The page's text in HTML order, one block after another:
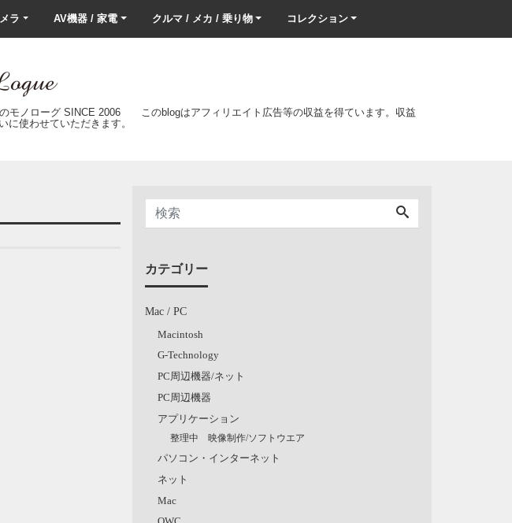
ラ AV機器 / 家電 クルマ / メカ / 乗り物 コレクション
モノローグ SINCE 2006 このblogはアフィリエイト広告等の収益を得ています。収益
に使わせていただきます。
カテゴリー
Mac / PC
Macintosh
G-Technology
PC周辺機器/ネット
PC周辺機器
アプリケーション
整理中 映像制作/ソフトウエア
パソコン・インターネット
ネット
Mac